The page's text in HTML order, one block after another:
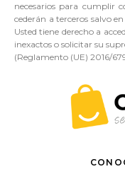
necesarios para cumplir
cederán a terceros salvo
Usted tiene derecho a
inexactos o solicitar su
(Reglamento (UE) 2016/